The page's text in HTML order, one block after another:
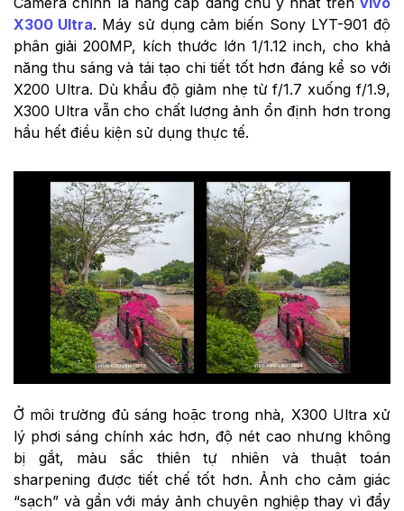
X300 Ultra. Máy sử dụng cảm biến Sony LYT-901 độ
phân giải 200MP, kích thước lớn 1/1.12 inch, cho khả
năng thu sáng và tái tạo chi tiết tốt hơn đáng kể so với
X200 Ultra. Dù khẩu độ giảm nhẹ từ f/1.7 xuống f/1.9,
X300 Ultra vẫn cho chất lượng ảnh ổn định hơn trong
hầu hết điều kiện sử dụng thực tế.
Ở môi trường đủ sáng hoặc trong nhà, X300 Ultra xử
lý phơi sáng chính xác hơn, độ nét cao nhưng không
bị gắt, màu sắc thiên tự nhiên và thuật toán
sharpening được tiết chế tốt hơn. Ảnh cho cảm giác
“sạch” và gần với máy ảnh chuyên nghiệp thay vì đẩy